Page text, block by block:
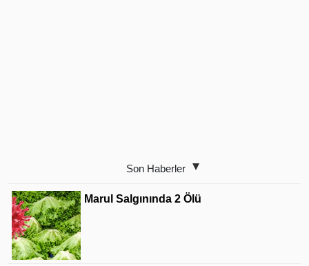
Son Haberler
Marul Salgınında 2 Ölü